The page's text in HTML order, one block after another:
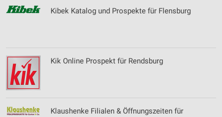
Kibek Katalog und Prospekte für Flensburg
Kik Online Prospekt für Rendsburg
Klaushenke Filialen & Öffnungszeiten für